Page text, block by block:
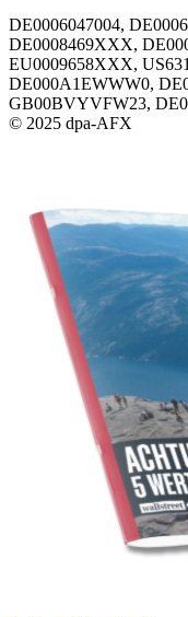
DE0006047004,
DE0008469XXX,
EU0009658XXX,
DE000A1EWWW0,
GB00BVYVFW23,
© 2025 dpa-AFX